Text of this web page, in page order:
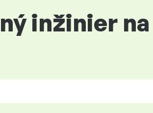
inžinier